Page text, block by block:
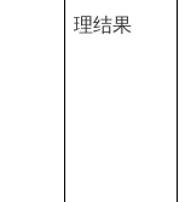
理结果